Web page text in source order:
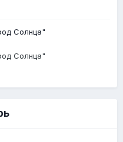
Солнца"
Солнца"